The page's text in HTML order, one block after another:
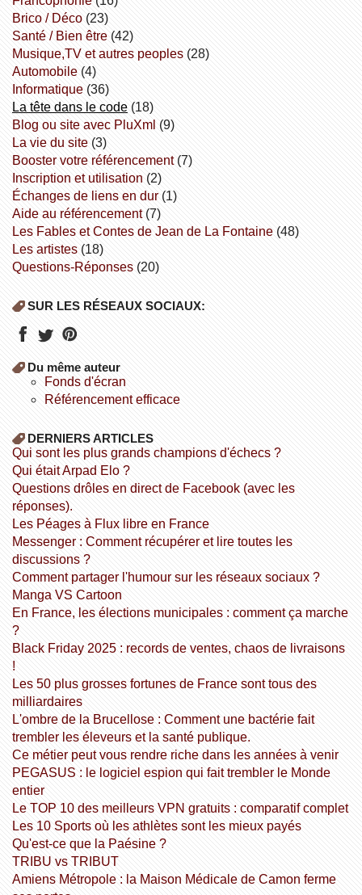
Brico / Déco(23)
Santé / Bien être(42)
Musique,TV et autres peoples(28)
Automobile(4)
informatique(36)
la tête dans le code(18)
Blog ou site avec PluXml (9)
la vie du site(3)
booster votre référencement(7)
inscription et utilisation (2)
échanges de liens en dur(1)
aide au référencement(7)
Les Fables et Contes de Jean de La Fontaine(48)
Les artistes(18)
Questions-Réponses(20)
SUR LES RÉSEAUX SOCIAUX:
Du même auteur
fonds d'écran
référencement efficace
DERNIERS ARTICLES
Qui sont les plus grands champions d'échecs ?
Qui était Arpad Elo ?
Questions drôles en direct de Facebook (avec les
réponses).
Les Péages à Flux libre en France
Messenger : Comment récupérer et lire toutes les
discussions ?
Comment partager l'humour sur les réseaux sociaux ?
Manga VS Cartoon
En France, les élections municipales : comment ça marche
?
Black Friday 2025 : records de ventes, chaos de livraisons
!
Les 50 plus grosses fortunes de France sont tous des
milliardaires
L'ombre de la Brucellose : Comment une bactérie fait
trembler les éleveurs et la santé publique.
Ce métier peut vous rendre riche dans les années à venir
PEGASUS : le logiciel espion qui fait trembler le Monde
entier
Le TOP 10 des meilleurs VPN gratuits : comparatif complet
Les 10 Sports où les athlètes sont les mieux payés
Qu'est-ce que la Paésine ?
TRIBU vs TRIBUT
Amiens Métropole : la Maison Médicale de Camon ferme